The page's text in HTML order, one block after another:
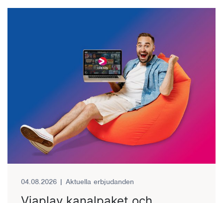
04.08.2026 | Aktuella erbjudanden